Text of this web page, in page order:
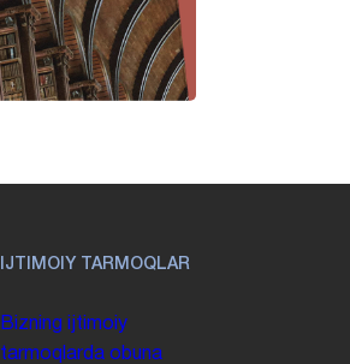
IJTIMOIY TARMOQLAR
Bizning ijtimoiy
tarmoqlarda obuna